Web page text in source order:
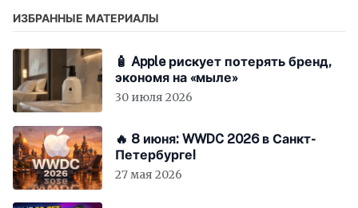
ИЗБРАННЫЕ МАТЕРИАЛЫ
🧴 Apple рискует потерять бренд,
экономя на «мыле»
30 июля 2026
🔥 8 июня: WWDC 2026 в Санкт-
Петербурге!
27 мая 2026